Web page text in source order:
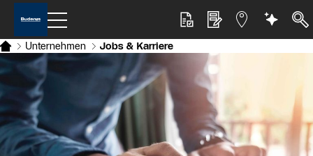
Unternehmen Jobs & Karriere